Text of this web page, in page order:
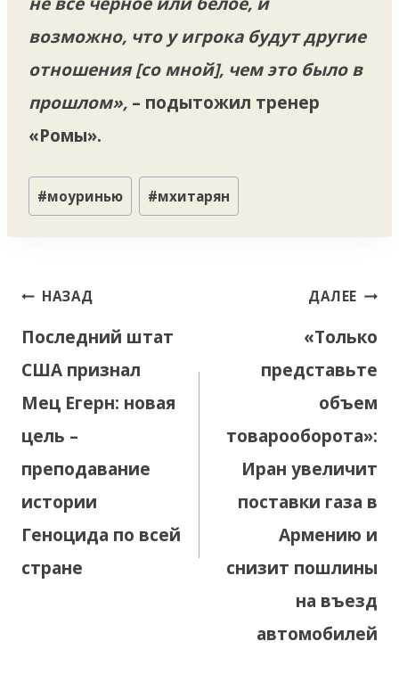
возможно, что у игрока будут другие
отношения [со мной], чем это было в
прошлом», – подытожил тренер
«Ромы».
Метки
записи:
#моуринью #мхитарян
Навигация
записям
НАЗАД
Последний штат
США признал
Мец Егерн: новая
цель –
преподавание
истории
Геноцида по всей
стране
ДАЛЕЕ
«Только
представьте
объем
товарооборота»:
Иран увеличит
поставки газа в
Армению и
снизит пошлины
на въезд
автомобилей